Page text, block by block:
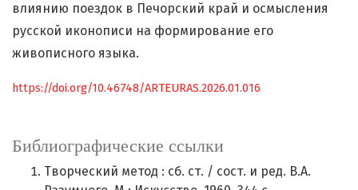
влиянию поездок в Печорский край и осмысления
русской иконописи на формирование его
живописного языка.
https://doi.org/10.46748/ARTEURAS.2026.01.016
Библиографические ссылки
Творческий метод : сб. ст. / сост. и ред. В.А.